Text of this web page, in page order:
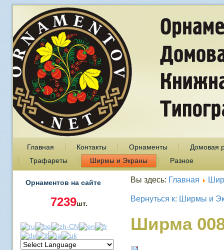
Главная Контакты Орнаменты
Домовая
Трафареты
Ширмы и Экраны Разное
Орнаментов на сайте
7239шт.
Вы здесь: Главная
Вернуться к: Ширмы и
Ширма